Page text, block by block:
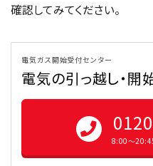
確認してみてください。
電気ガス開始受付センター
電気の引っ越し・開
8:00〜